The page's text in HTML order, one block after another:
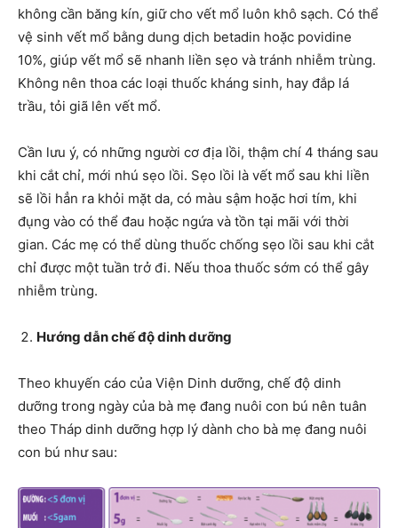
không cần băng kín, giữ cho vết mổ luôn khô sạch. Có thể
vệ sinh vết mổ bằng dung dịch betadin hoặc povidine
10%, giúp vết mổ sẽ nhanh liền sẹo và tránh nhiễm trùng.
Không nên thoa các loại thuốc kháng sinh, hay đắp lá
trầu, tỏi giã lên vết mổ.
Cần lưu ý, có những người cơ địa lồi, thậm chí 4 tháng sau
khi cắt chỉ, mới nhú sẹo lồi. Sẹo lồi là vết mổ sau khi liền
sẽ lồi hẳn ra khỏi mặt da, có màu sậm hoặc hơi tím, khi
đụng vào có thể đau hoặc ngứa và tồn tại mãi với thời
gian. Các mẹ có thể dùng thuốc chống sẹo lồi sau khi cắt
chỉ được một tuần trở đi. Nếu thoa thuốc sớm có thể gây
nhiễm trùng.
Hướng dẫn chế độ dinh dưỡng
Theo khuyến cáo của Viện Dinh dưỡng, chế độ dinh
dưỡng trong ngày của bà mẹ đang nuôi con bú nên tuân
theo Tháp dinh dưỡng hợp lý dành cho bà mẹ đang nuôi
con bú như sau: